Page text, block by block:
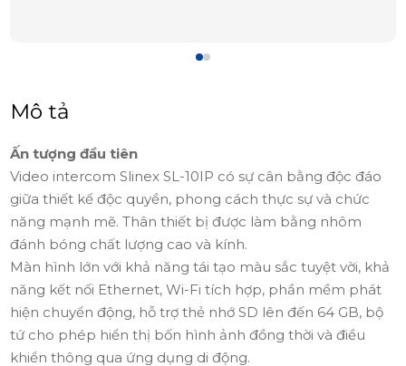
Mô tả
Ấn tượng đầu tiên
Video intercom Slinex SL-10IP có sự cân bằng độc đáo
giữa thiết kế độc quyền, phong cách thực sự và chức
năng mạnh mẽ. Thân thiết bị được làm bằng nhôm
đánh bóng chất lượng cao và kính.
Màn hình lớn với khả năng tái tạo màu sắc tuyệt vời, khả
năng kết nối Ethernet, Wi-Fi tích hợp, phần mềm phát
hiện chuyển động, hỗ trợ thẻ nhớ SD lên đến 64 GB, bộ
tứ cho phép hiển thị bốn hình ảnh đồng thời và điều
khiển thông qua ứng dụng di động.